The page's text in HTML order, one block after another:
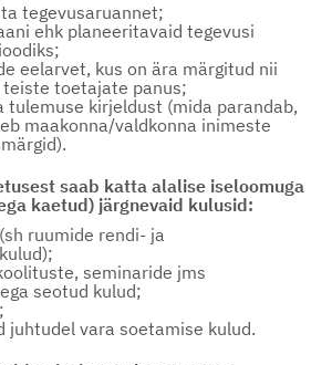
tegevusaruannet;
ehk planeeritavaid tegevusi
eelarvet, kus on ära märgitud nii
toetajate panus;
tulemuse kirjeldust (mida parandab,
maakonna/valdkonna inimeste
saab katta alalise iseloomuga
kaetud) järgnevaid kulusid:
ruumide rendi- ja
seminaride jms
seotud kulud;
juhtudel vara soetamise kulud.